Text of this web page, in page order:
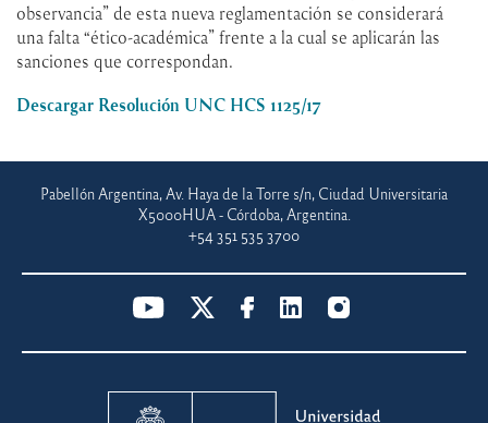
observancia” de esta nueva reglamentación se considerará
una falta “ético-académica” frente a la cual se aplicarán las
sanciones que correspondan.
Descargar Resolución UNC HCS 1125/17
Pabellón Argentina, Av. Haya de la Torre s/n, Ciudad Universitaria
X5000HUA - Córdoba, Argentina.
+54 351 535 3700